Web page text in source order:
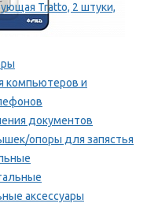
Tratto, 2 штуки,
компьютеров и
документов
опоры для запястья
аксессуары